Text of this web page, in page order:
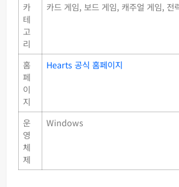
카
테
고
리
카드 게임, 보드 게임, 캐주얼 게임, 전
홈
페
이
지
Hearts 공식 홈페이지
운
영
체
제
Windows